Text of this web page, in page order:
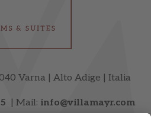
Varna | Alto Adige | Italia
| Mail: info@villamayr.com